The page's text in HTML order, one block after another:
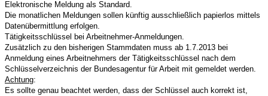
Elektronische Meldung als Standard.
Die monatlichen Meldungen sollen künftig ausschließlich papierlos mittels
Datenübermittlung erfolgen.
Tätigkeitsschlüssel bei Arbeitnehmer-Anmeldungen.
Zusätzlich zu den bisherigen Stammdaten muss ab 1.7.2013 bei
Anmeldung eines Arbeitnehmers der Tätigkeitsschlüssel nach dem
Schlüsselverzeichnis der Bundesagentur für Arbeit mit gemeldet werden.
Achtung:
Es sollte genau beachtet werden, dass der Schlüssel auch korrekt ist,